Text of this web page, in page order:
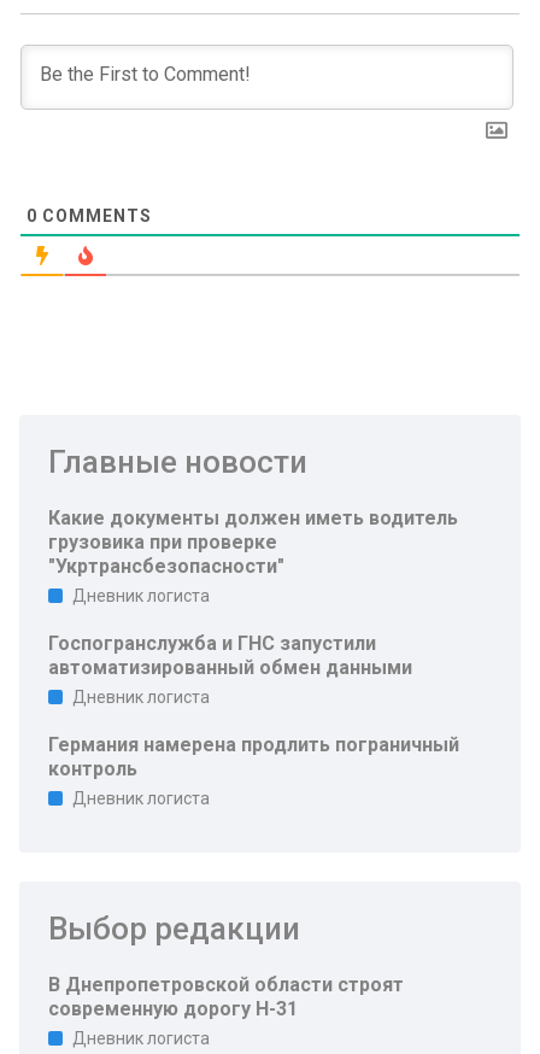
0 COMMENTS
Главные новости
Какие документы должен иметь водитель
грузовика при проверке
"Укртрансбезопасности"
Дневник логиста
Госпогранслужба и ГНС запустили
автоматизированный обмен данными
Дневник логиста
Германия намерена продлить пограничный
контроль
Дневник логиста
Выбор редакции
В Днепропетровской области строят
современную дорогу Н-31
Дневник логиста